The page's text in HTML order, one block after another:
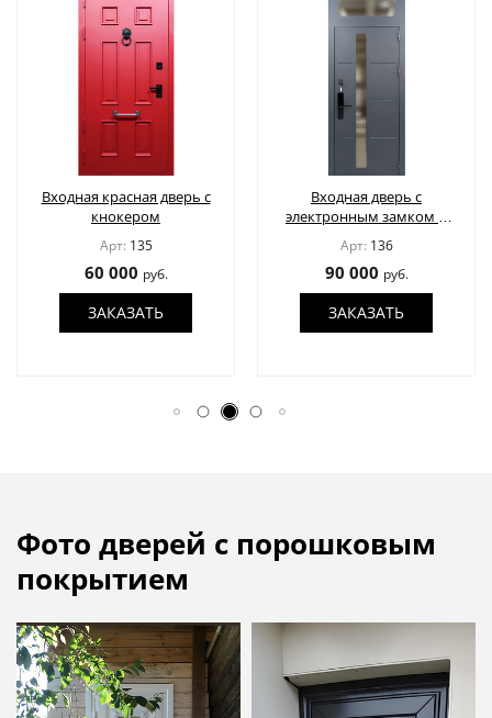
Входная красная дверь с
кнокером
Арт: 135
60 000 руб.
ЗАКАЗАТЬ
Входная дверь с
электронным замком и
Арт: 136
90 000 руб.
ЗАКАЗАТЬ
Фото дверей с порошковым
покрытием